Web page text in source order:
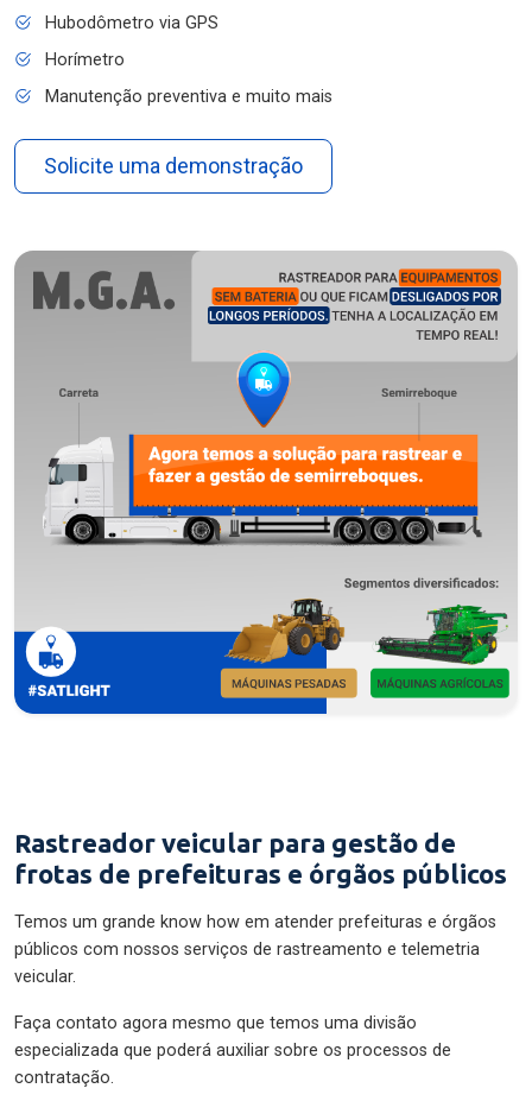
Hubodômetro via GPS
Horímetro
Manutenção preventiva e muito mais
Solicite uma demonstração
Rastreador veicular para gestão de
frotas de prefeituras e órgãos públicos
Temos um grande know how em atender prefeituras e órgãos
públicos com nossos serviços de rastreamento e telemetria
veicular.
Faça contato agora mesmo que temos uma divisão
especializada que poderá auxiliar sobre os processos de
contratação.